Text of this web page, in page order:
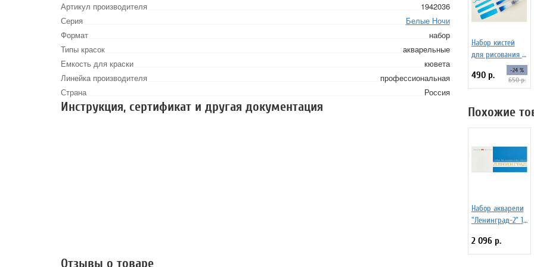
Артикул производителя
1942036
Серия
Белые Ночи
Формат
набор
Типы красок
акварельные
Емкость для краски
кювета
Линейка производителя
профессиональная
Страна
Россия
Инструкция, сертификат и другая документация
Набор кистей
для рисования c
резервуаром
Water Brush set
№1, 6 штук
490 р. -24 %
650 р.
Похожие
Набор акварели
"Ленинград-2" 16
картонная
коробка
2 096 р.
Отзывы о товаре